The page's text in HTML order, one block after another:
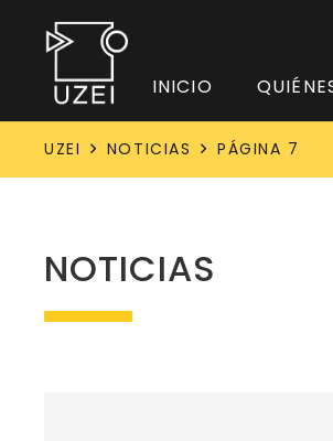
INICIO
UZEI NOTICIAS PÁGINA 7
NOTICIAS